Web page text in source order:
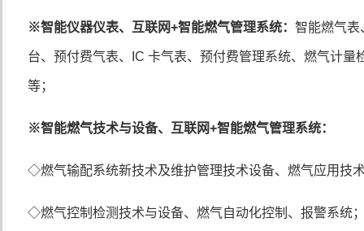
※智能仪器仪表、互联网+智能燃气管理系统： 智能燃气表
台、预付费气表、 IC 卡气表、预付费管理系统、燃气计量
等；
※智能燃气技术与设备、互联网+智能燃气管理系统：
◇燃气输配系统新技术及维护管理技术设备、燃气应用技
◇燃气控制检测技术与设备、燃气自动化控制、报警系统